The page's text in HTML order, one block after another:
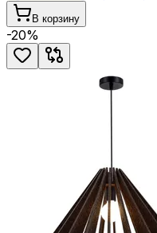
В корзину
-20%